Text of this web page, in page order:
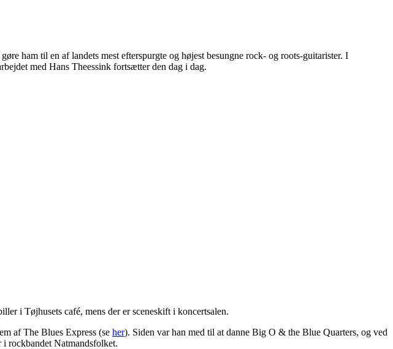
ham til en af landets mest efterspurgte og højest besungne rock- og roots-guitarister. I
med Hans Theessink fortsætter den dag i dag.
i Tøjhusets café, mens der er sceneskift i koncertsalen.
af The Blues Express (se her). Siden var han med til at danne Big O & the Blue Quarters, og ved
rockbandet Natmandsfolket.